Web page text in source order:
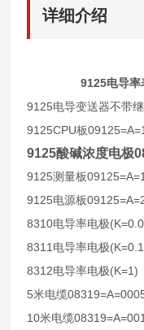
详细介绍
9125电导率
9125电导变送器不带
9125CPU板
9125酸碱浓度电极
9125测量板
9125电源板
8310电导率电极
8311 电导率电极
8312电导率电极(K=1)
5米电缆
10米电缆